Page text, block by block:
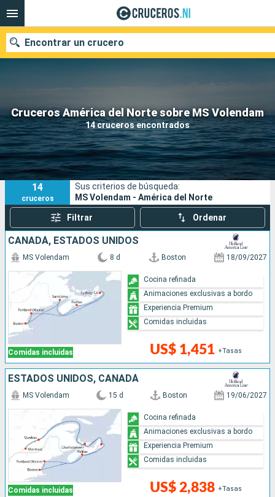
Cruceros América del Norte sobre MS Volendam
14 cruceros encontrados
Encontrar un crucero
Nuestros destinos
Fecha de salida
Puertos Compañías
Buscar
14
cruceros
Sus criterios de búsqueda:
MS Volendam - América del Norte
Filtrar Ordenar
CANADÁ, ESTADOS UNIDOS
Comidas incluidas
MS Volendam 8 d Boston 18/09/2027
US$ 1,451 +Tasas
Cocina refinada
Animaciones exclusivas a bordo
Experiencia Premium
Comidas incluidas
ESTADOS UNIDOS, CANADÁ
Comidas incluidas
MS Volendam 15 d Boston 19/06/2027
US$ 2,838 +Tasas
Cocina refinada
Animaciones exclusivas a bordo
Experiencia Premium
Comidas incluidas